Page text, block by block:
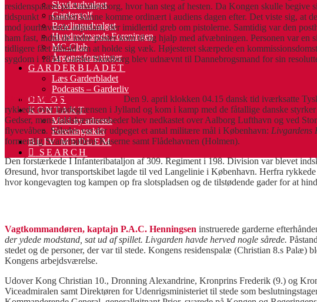
Skydeudvalget
Gardergolf
Bowlingudvalget
Hundredmands Foreningen
MC-Club
Årgangsforeninger
GARDERBLADET
Læs Garderbladet
Podcasts – Garderliv
OM OS
KONTAKT
Meld ny adresse
Foreningsskift
BLIV MEDLEM
SEARCH
residenspalæet på Amalienborg, hvor han steg af hesten. Da Kongen skulle begive
tidspunkt – manden kunne komme ordinært i audiens dagen efter. Det viste sig, at
mod jourhavende adjudant, der imidlertid greb om pistolerne. Samtidig var den
ham fast, indtil de indre poster kom til og hjalp med afvæbningen. Personen var en
tidligere fået tilhold om at holde sig væk. Højesteret skærpede en
sygdom i 1834. Garder Skodborg blev udnævnt til Dannebrogsmand for sin
”Amalienborg 9. april 1940”: Den 9. april klokken 04.15 dansk tid iværksatte
rykkede over landegrænsen i Jylland og kom i kamp med de fåtallige danske
Gedser, mens faldskærmsenheder blev nedkastet over Aalborg Lufthavn og ved
flyvevåben. Således var der udpeget et antal militære mål i København: Livgardens
formentlig Svanemøllens Kaserne samt Flådehavnen (Holmen).
Den forstærkede I Infanteribataljon af 309. Regiment i 198. Division var blevet
Øresund, hvor transportskibet lagde til ved Langelinie i København. Herfra
hvor kongevagten tog kampen op fra slotspladsen og de tilstødende gader for at
Vagtkommandøren, kaptajn P.A.C. Henningsen instruerede garderne
der ydede modstand, sat ud af spillet. Livgarden havde herved nogle sårede.
stedet og de personer, der var til stede. Kongens residenspalæ (Christian 8.s Palæ)
Kongens arbejdsværelse.
Udover Kong Christian 10., Dronning Alexandrine, Kronprins Frederik (9.) og
Viceadmiralen samt Direktøren for Udenrigsministeriet til stede som